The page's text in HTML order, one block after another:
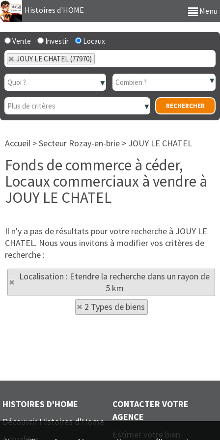
Histoires d'HOME Menu
Vente Investir
Locaux
JOUY LE CHATEL (77970)
Accueil >Secteur Rozay-en-brie > JOUY LE CHATEL
Fonds de commerce à céder,
Locaux commerciaux à vendre à
JOUY LE CHATEL
Il n'y a pas de résultats pour votre recherche à JOUY LE
CHATEL. Nous vous invitons à modifier vos critères de
recherche :
Localisation : Etendre la recherche dans un rayon de
5 km
2 Types de biens
HISTOIRES D'HOME
Découvrir Histoires d'Home
CONTACTER VOTRE
AGENCE
Estimer votre bien